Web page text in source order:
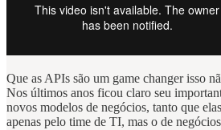
Que as APIs são um game changer isso
Nos últimos anos ficou claro seu
novos modelos de negócios, tanto que
apenas pelo time de TI, mas o de